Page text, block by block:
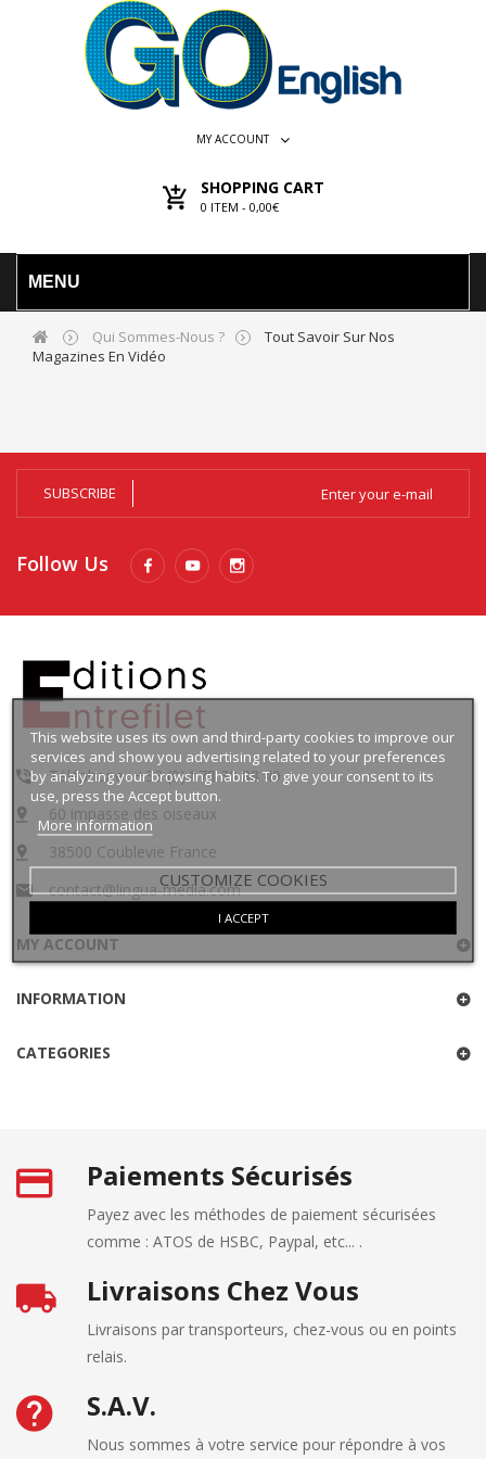
MY ACCOUNT
SHOPPING CART
0 ITEM - 0,00€
MENU
Qui Sommes-Nous ?
Tout Savoir Sur Nos
Magazines En Vidéo
This website uses its own and third-party cookies to improve our
services and show you advertising related to your preferences
by analyzing your browsing habits. To give your consent to its
use, press the Accept button.
More information
CUSTOMIZE COOKIES
I ACCEPT
SUBSCRIBE
Follow Us
Téléphone : +33 (0)4 78 30 88 49
60 impasse des oiseaux
38500 Coublevie France
contact@lingua-media.com
MY ACCOUNT
INFORMATION
CATEGORIES
Paiements Sécurisés
Payez avec les méthodes de paiement sécurisées
comme : ATOS de HSBC, Paypal, etc... .
Livraisons Chez Vous
Livraisons par transporteurs, chez-vous ou en points
relais.
S.A.V.
Nous sommes à votre service pour répondre à vos